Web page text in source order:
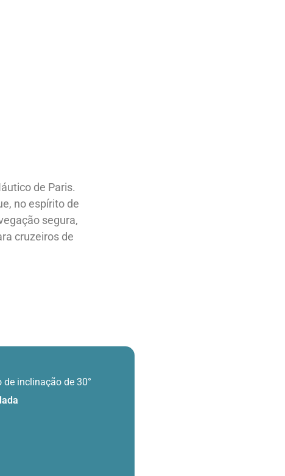
de Paris.
no espírito de
segura,
cruzeiros de
inclinação de 30°